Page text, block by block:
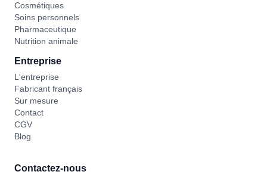
Cosmétiques
Soins personnels
Pharmaceutique
Nutrition animale
Entreprise
L'entreprise
Fabricant français
Sur mesure
Contact
CGV
Blog
Contactez-nous